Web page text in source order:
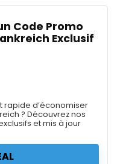
Code Promo
Exclusif
rapide d’économiser
? Découvrez nos
et mis à jour